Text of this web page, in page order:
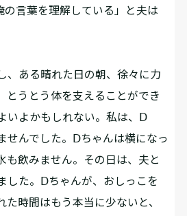
の言葉を理解している」と夫は
、ある晴れた日の朝、徐々に力
とうとう体を支えることができ
いよかもしれない。私は、Ⅾ
せんでした。Ⅾちゃんは横になっ
も飲みません。その日は、夫と
した。Ⅾちゃんが、おしっこを
た時間はもう本当に少ないと、